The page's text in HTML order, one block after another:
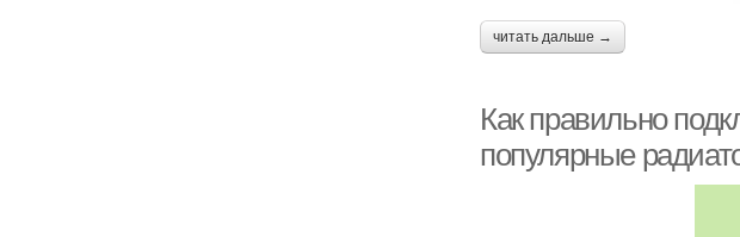
читать дальше →
Как правильно
популярные